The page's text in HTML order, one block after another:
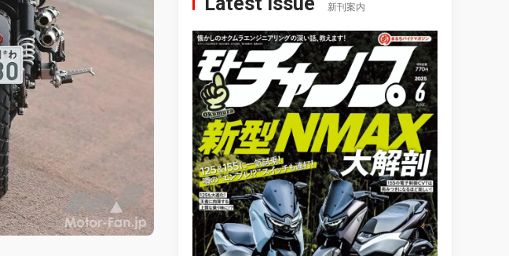
新刊案内